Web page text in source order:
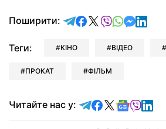
Поширити: відправити у
поділитись у
поділитись у X
відправити
Теги: КІНО ВІДЕО
ПРОКАТ ФІЛЬМ
Читайте нас у: Читайте у
Читайте у
Читайте у X